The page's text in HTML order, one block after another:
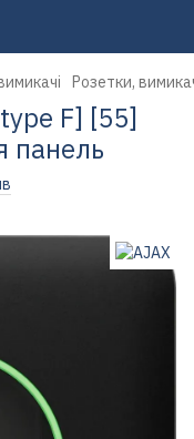
Розетки,
F] [55]
панель